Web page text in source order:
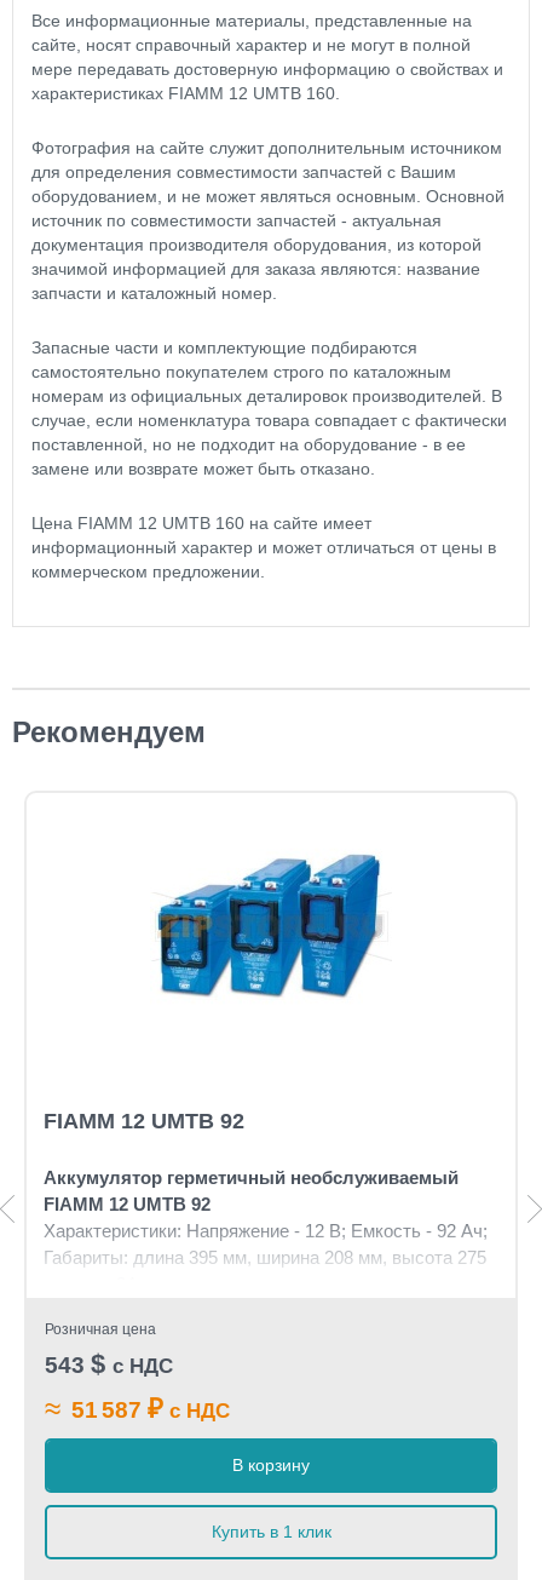
Все информационные материалы, представленные на
сайте, носят справочный характер и не могут в полной
мере передавать достоверную информацию о свойствах и
характеристиках FIAMM 12 UMTB 160.
Фотография на сайте служит дополнительным источником
для определения совместимости запчастей с Вашим
оборудованием, и не может являться основным. Основной
источник по совместимости запчастей - актуальная
документация производителя оборудования, из которой
значимой информацией для заказа являются: название
запчасти и каталожный номер.
Запасные части и комплектующие подбираются
самостоятельно покупателем строго по каталожным
номерам из официальных деталировок производителей. В
случае, если номенклатура товара совпадает с фактически
поставленной, но не подходит на оборудование - в ее
замене или возврате может быть отказано.
Цена FIAMM 12 UMTB 160 на сайте имеет
информационный характер и может отличаться от цены в
коммерческом предложении.
Рекомендуем
FIAMM 12 UMTB 92
Аккумулятор герметичный необслуживаемый
FIAMM 12 UMTB 92
Характеристики: Напряжение - 12 В; Емкость - 92 Ач;
Габариты: длина 395 мм, ширина 208 мм, высота 275
Розничная цена
543 $ с НДС
≈ 51 587 ₽ с НДС
В корзину
Купить в 1 клик